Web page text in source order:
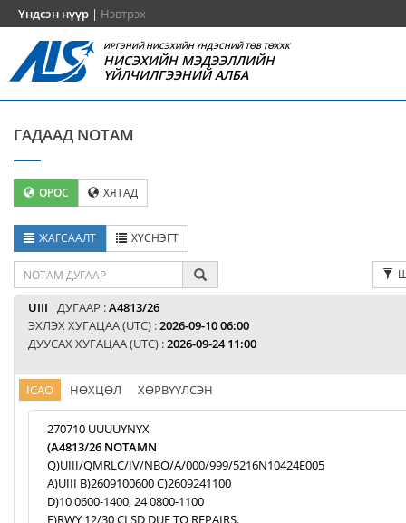
Үндсэн нүүр | Нэвтрэх
ИРГЭНИЙ НИСЭХИЙН ҮНДЭСНИЙ ТӨВ ТӨХХК
НИСЭХИЙН МЭДЭЭЛЛИЙН
ҮЙЛЧИЛГЭЭНИЙ АЛБА
ГАДААД NOTAM
ОРОС ХЯТАД
ЖАГСААЛТ ХҮСНЭГТ
UIII ДУГААР :A4813/26
ЭХЛЭХ ХУГАЦАА (UTC) :2026-09-10 06:00
ДУУСАХ ХУГАЦАА (UTC) :2026-09-24 11:00
ICAO НӨХЦӨЛ ХӨРВҮҮЛСЭН
270710 UUUUYNYX
(A4813/26 NOTAMN
Q)UIII/QMRLC/IV/NBO/A/000/999/5216N10424E005
A)UIII B)2609100600 C)2609241100
D)10 0600-1400, 24 0800-1100
E)RWY 12/30 CLSD DUE TO REPAIRS.